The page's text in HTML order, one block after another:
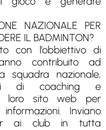
NAZIONALE PER
IL BADMINTON?
con l’obbiettivo di
contribuito ad
squadra nazionale,
di coaching e
il loro sito web per
Inviano
ai club in tutta